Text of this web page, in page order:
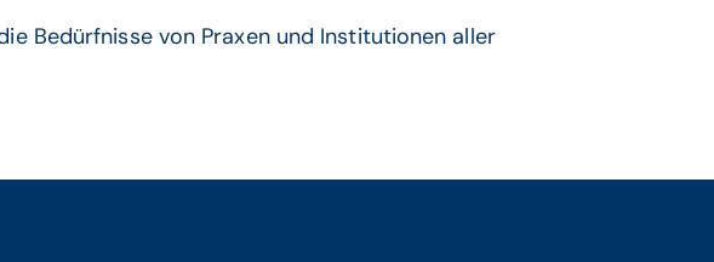
Bedürfnisse von Praxen und Institutionen aller